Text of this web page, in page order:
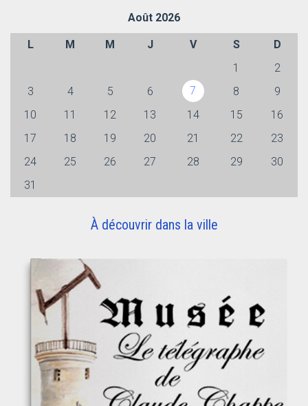
Août 2026
L M M J V S
D
1
2
3
4 5 6 7 8
9
10
11 12 13 14 15
16
17
18 19 20 21 22
23
24
25 26 27 28 29
30
31
À découvrir dans la ville